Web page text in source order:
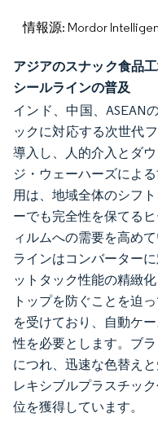
情報源: Mordor
アジアのスナック食品
シールラインの普及
インド、中国、ASEAN
ックに対応する次世代
導入し、人的介入とダ
ジ・ウェーハーズによ
用は、地域全体のシフ
ーでも完全性を保てる
ィルムへの需要を高め
ラインはコンバーター
ットタック性能の精緻
トップを防ぐことを迫
を受けており、自動ケ
性を必要とします。ブ
につれ、迅速な色替え
レキシブルプラスチッ
位を獲得しています。